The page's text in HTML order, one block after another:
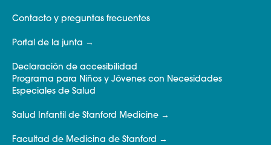
Contacto y preguntas frecuentes
Portal de la junta
Declaración de accesibilidad
Programa para Niños y Jóvenes con Necesidades
Especiales de Salud
Salud Infantil de Stanford Medicine
Facultad de Medicina de Stanford